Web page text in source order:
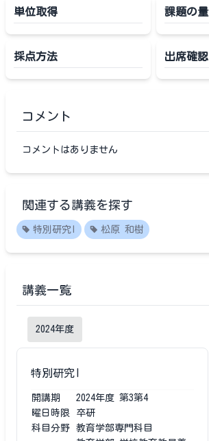
単位取得 課題の量
採点方法 出席確認
コメント
コメントはありません
関連する講義を探す
特別研究I 松原 和樹
講義一覧
2024年度
特別研究I
開講期 2024年度 第3第4
曜日時限
卒研
科目分野
教育学部専門科目